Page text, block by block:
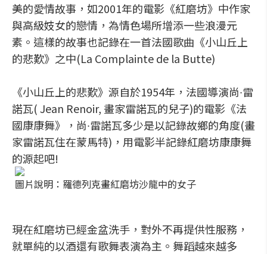
美的愛情故事，如2001年的電影《紅磨坊》中作家
與高級妓女的戀情，為情色場所增添一些浪漫元
素。這樣的故事也記錄在一首法國歌曲《小山丘上
的悲歎》之中(La Complainte de la Butte)
《小山丘上的悲歎》源自於1954年，法國導演尚∙雷
諾瓦( Jean Renoir, 畫家雷諾瓦的兒子)的電影《法
國康康舞》，尚∙雷諾瓦多少是以記錄故鄉的角度(畫
家雷諾瓦住在蒙馬特)，用電影半記錄紅磨坊康康舞
的源起吧!
圖片說明：羅德列克畫紅磨坊沙龍中的女子
現在紅磨坊已經金盆洗手，對外不再提供性服務，
就單純的以酒還有歌舞表演為主。舞蹈越來越多